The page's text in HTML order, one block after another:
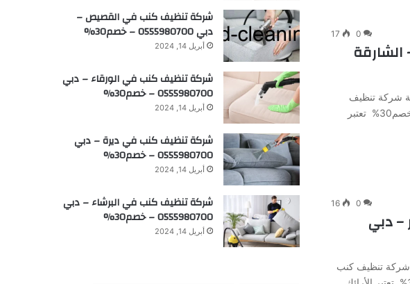
0
17
شركة تنظيف
كنب في الذيد – الشارقة 0555980700 – خصم30% تعتبر
0
16
دبي
تنظيف كنب
شركة تنظيف كنب في القصيص –
دبي 0555980700 – خصم30%
أبريل 14, 2024
شركة تنظيف كنب في الورقاء – دبي
0555980700 – خصم30%
أبريل 14, 2024
شركة تنظيف كنب في ديرة – دبي
0555980700 – خصم30%
أبريل 14, 2024
شركة تنظيف كنب في البرشاء – دبي
0555980700 – خصم30%
أبريل 14, 2024